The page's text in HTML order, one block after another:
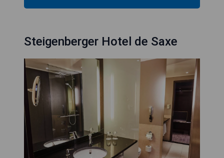
Steigenberger Hotel de Saxe